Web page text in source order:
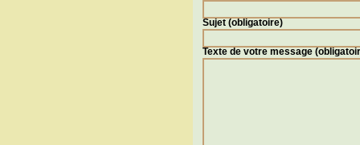
Sujet (obligatoire)
Texte de votre message